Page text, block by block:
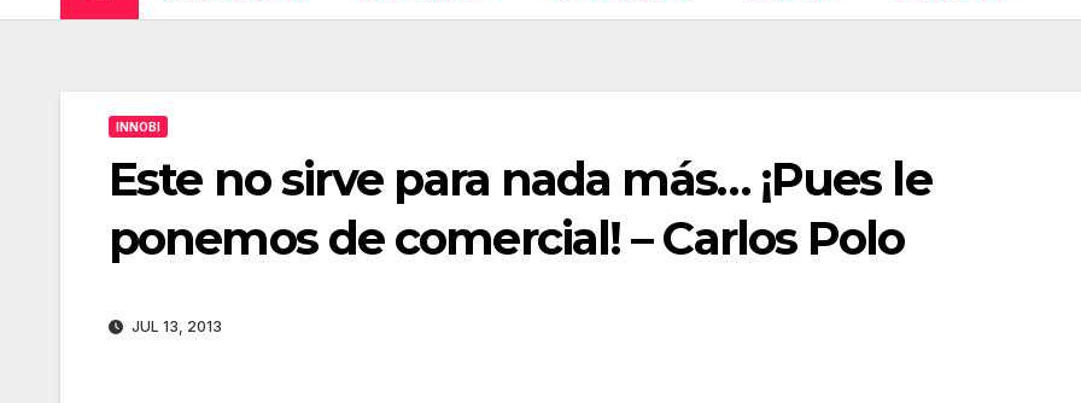
INNOBI
Este no sirve para nada más… ¡Pues le
ponemos de comercial! – Carlos Polo
JUL 13, 2013